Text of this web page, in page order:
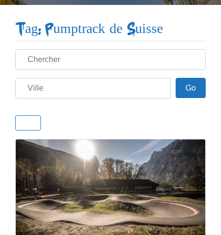
Tag: Pumptrack de Suisse
Chercher
Ville GoGo